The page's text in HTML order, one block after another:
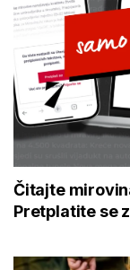
Čitajte
Pretplatite se